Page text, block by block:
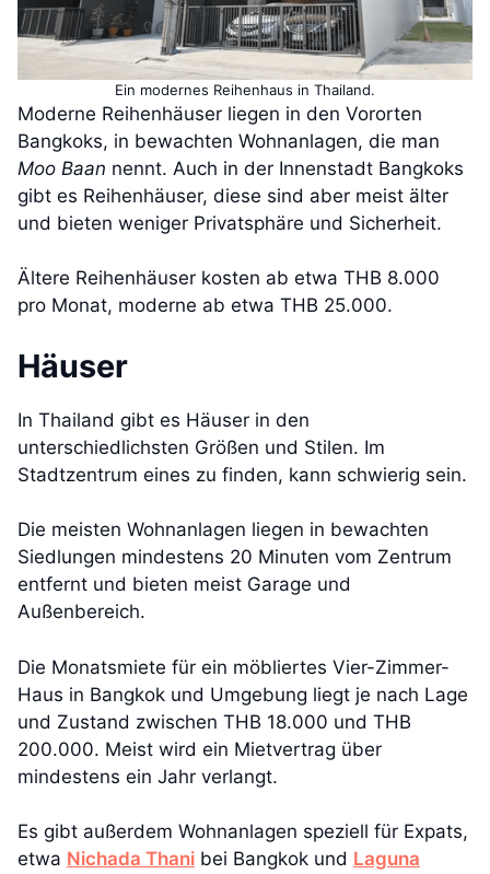
Ein modernes Reihenhaus in Thailand.
Moderne Reihenhäuser liegen in den Vororten
Bangkoks, in bewachten Wohnanlagen, die man
Moo Baan nennt. Auch in der Innenstadt Bangkoks
gibt es Reihenhäuser, diese sind aber meist älter
und bieten weniger Privatsphäre und Sicherheit.
Ältere Reihenhäuser kosten ab etwa THB 8.000
pro Monat, moderne ab etwa THB 25.000.
Häuser
In Thailand gibt es Häuser in den
unterschiedlichsten Größen und Stilen. Im
Stadtzentrum eines zu finden, kann schwierig sein.
Die meisten Wohnanlagen liegen in bewachten
Siedlungen mindestens 20 Minuten vom Zentrum
entfernt und bieten meist Garage und
Außenbereich.
Die Monatsmiete für ein möbliertes Vier-Zimmer-
Haus in Bangkok und Umgebung liegt je nach Lage
und Zustand zwischen THB 18.000 und THB
200.000. Meist wird ein Mietvertrag über
mindestens ein Jahr verlangt.
Es gibt außerdem Wohnanlagen speziell für Expats,
etwa Nichada Thani bei Bangkok und Laguna